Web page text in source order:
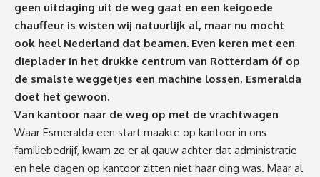
geen uitdaging uit de weg gaat en een keigoede
chauffeur is wisten wij natuurlijk al, maar nu mocht
ook heel Nederland dat beamen. Even keren met een
dieplader in het drukke centrum van Rotterdam óf op
de smalste weggetjes een machine lossen, Esmeralda
doet het gewoon.
Van kantoor naar de weg op met de vrachtwagen
Waar Esmeralda een start maakte op kantoor in ons
familiebedrijf, kwam ze er al gauw achter dat administratie
en hele dagen op kantoor zitten niet haar ding was. Maar al